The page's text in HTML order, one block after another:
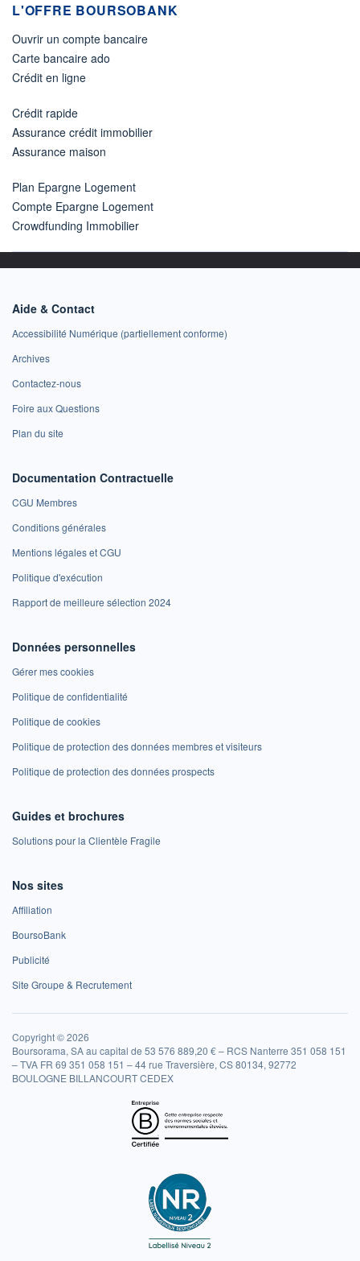
L'OFFRE BOURSOBANK
Ouvrir un compte bancaire
Carte bancaire ado
Crédit en ligne
Crédit rapide
Assurance crédit immobilier
Assurance maison
Plan Epargne Logement
Compte Epargne Logement
Crowdfunding Immobilier
Aide & Contact
Accessibilité Numérique (partiellement conforme)
Archives
Contactez-nous
Foire aux Questions
Plan du site
Documentation Contractuelle
CGU Membres
Conditions générales
Mentions légales et CGU
Politique d'exécution
Rapport de meilleure sélection 2024
Données personnelles
Gérer mes cookies
Politique de confidentialité
Politique de cookies
Politique de protection des données membres et visiteurs
Politique de protection des données prospects
Guides et brochures
Solutions pour la Clientèle Fragile
Nos sites
Affiliation
BoursoBank
Publicité
Site Groupe & Recrutement
Copyright © 2026
Boursorama, SA au capital de 53 576 889,20 € – RCS Nanterre 351 058 151
– TVA FR 69 351 058 151 – 44 rue Traversière, CS 80134, 92772
BOULOGNE BILLANCOURT CEDEX